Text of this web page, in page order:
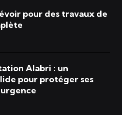
pour des travaux de
Alabri : un
pour protéger ses